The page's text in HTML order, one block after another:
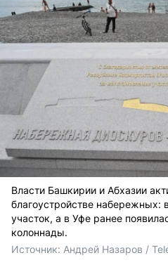
Власти Башкирии и Абхазии
благоустройстве
участок, а в Уфе ранее
колоннады.
Источник: Андрей Назаров /